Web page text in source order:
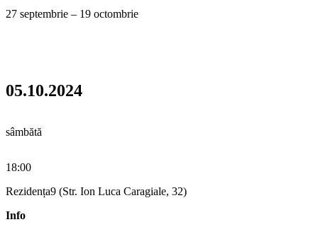
27 septembrie – 19 octombrie
05.10.2024
sâmbătă
18:00
Rezidența9 (Str. Ion Luca Caragiale, 32)
Info